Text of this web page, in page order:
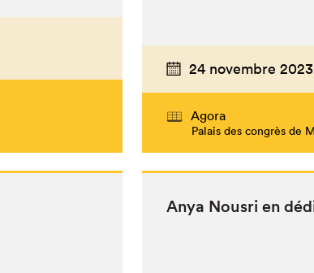
24 novembre
Agora
Palais des congrès de
Anya Nous­ri en